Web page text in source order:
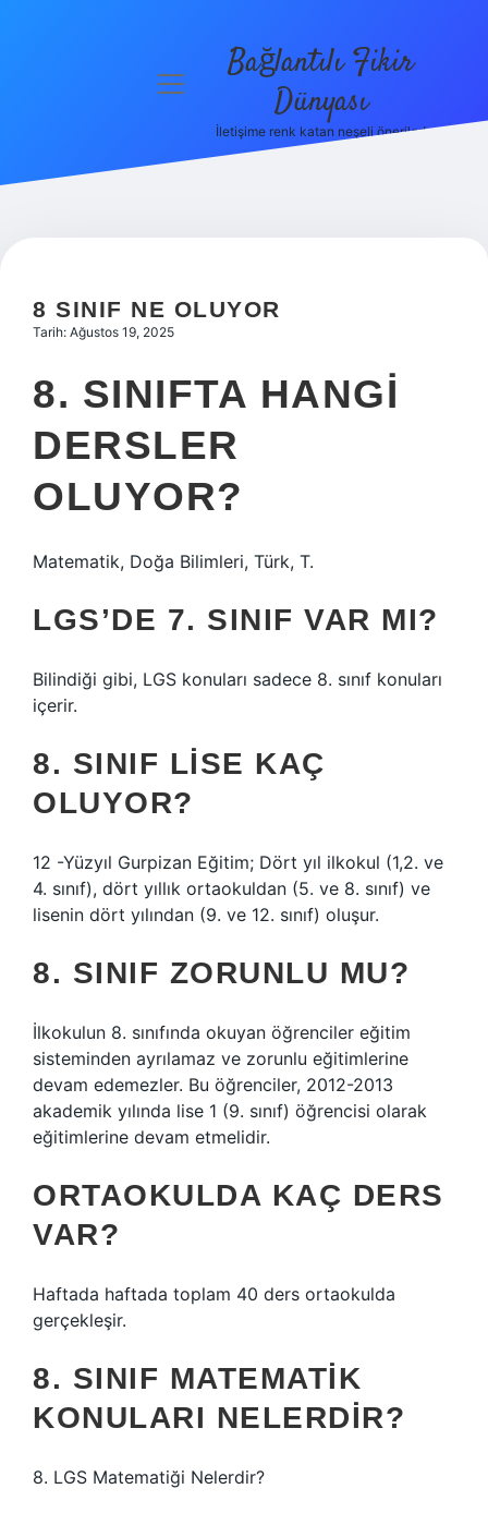
Hakkımızda
menüyü
Bağlantılı Fikir
Dünyası
İletişime renk katan neşeli öneriler!
8 SINIF NE OLUYOR
Tarih: Ağustos 19, 2025
8. SINIFTA HANGI
DERSLER
OLUYOR?
Matematik, Doğa Bilimleri, Türk, T.
LGS’DE 7. SINIF VAR MI?
Bilindiği gibi, LGS konuları sadece 8. sınıf konuları
içerir.
8. SINIF LISE KAÇ
OLUYOR?
12 -Yüzyıl Gurpizan Eğitim; Dört yıl ilkokul (1,2. ve
4. sınıf), dört yıllık ortaokuldan (5. ve 8. sınıf) ve
lisenin dört yılından (9. ve 12. sınıf) oluşur.
8. SINIF ZORUNLU MU?
İlkokulun 8. sınıfında okuyan öğrenciler eğitim
sisteminden ayrılamaz ve zorunlu eğitimlerine
devam edemezler. Bu öğrenciler, 2012-2013
akademik yılında lise 1 (9. sınıf) öğrencisi olarak
eğitimlerine devam etmelidir.
ORTAOKULDA KAÇ DERS
VAR?
Haftada haftada toplam 40 ders ortaokulda
gerçekleşir.
8. SINIF MATEMATIK
KONULARI NELERDIR?
8. LGS Matematiği Nelerdir?